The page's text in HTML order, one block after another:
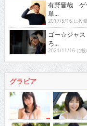
有野晋哉 ゲ
単...
2017/5/16 に投
ゴー☆ジャ
ろ...
2021/11/16 に投
グラビア